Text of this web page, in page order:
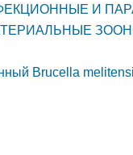
И
Brucella